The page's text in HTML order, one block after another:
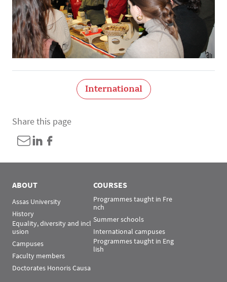
International
Share this page
ABOUT
Assas University
History
Equality, diversity and incl
usion
Campuses
Faculty members
Doctorates Honoris Causa
COURSES
Programmes taught in Fre
nch
Summer schools
International campuses
Programmes taught in Eng
lish